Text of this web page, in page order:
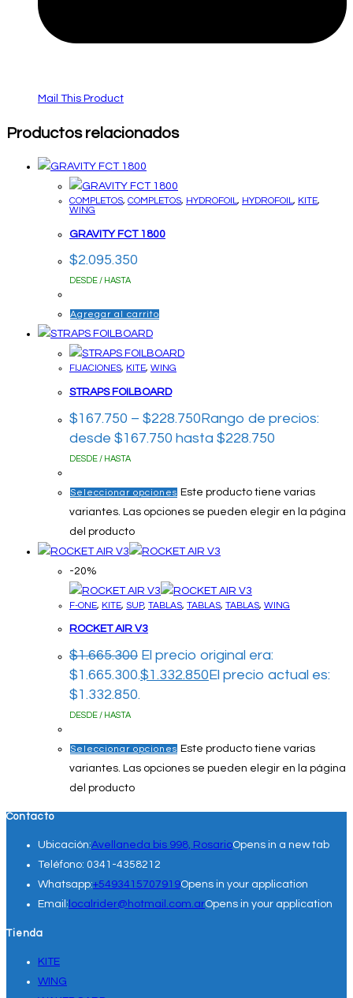
Mail This Product
Productos relacionados
COMPLETOS, COMPLETOS, HYDROFOIL, HYDROFOIL, KITE,
WING
GRAVITY FCT 1800
$2.095.350
DESDE / HASTA
Agregar al carrito
FIJACIONES, KITE, WING
STRAPS FOILBOARD
$167.750 – $228.750Rango de precios:
desde $167.750 hasta $228.750
DESDE / HASTA
Seleccionar opciones Este producto tiene varias
variantes. Las opciones se pueden elegir en la página
del producto
-20%
F-ONE, KITE, SUP, TABLAS, TABLAS, TABLAS, WING
ROCKET AIR V3
$1.665.300 El precio original era:
$1.665.300.$1.332.850El precio actual es:
$1.332.850.
DESDE / HASTA
Seleccionar opciones Este producto tiene varias
variantes. Las opciones se pueden elegir en la página
del producto
Contacto
Ubicación:Avellaneda bis 998, RosarioOpens in a new tab
Teléfono: 0341-4358212
Whatsapp:+5493415707919Opens in your application
Email: localrider@hotmail.com.arOpens in your application
Tienda
KITE
WING